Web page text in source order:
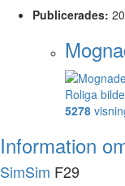
Publicerades:
Roliga
5278
Information
SimSim F29